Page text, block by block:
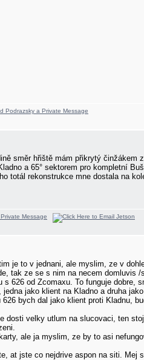
směr hřiště mám přikrytý činžákem
a 65° sektorem pro kompletní
totál rekonstrukce mne dostala na
je to v jednani, ale myslim, ze v
tak ze se s nim na necem domluvis
626 od Zcomaxu. To funguje dobre,
jako klient na Kladno a druha
bych dal jako klient proti Kladnu,
dosti velky utlum na slucovaci, ten
ale ja myslim, ze by to asi
at jste co nejdrive aspon na siti. Mej